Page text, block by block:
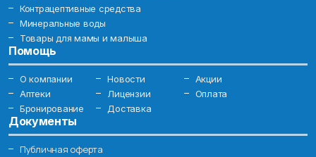
Контрацептивные средства
Минеральные воды
Товары для мамы и малыша
Помощь
О компании Новости
Акции
Аптеки
Лицензии
Оплата
Бронирование
Доставка
Документы
Публичная оферта